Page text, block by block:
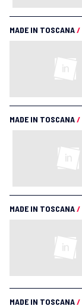
MADE IN TOSCANA/
MADE IN TOSCANA/
MADE IN TOSCANA/
MADE IN TOSCANA/